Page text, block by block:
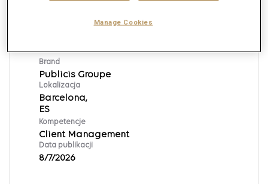
Account Manager
Brand
Publicis Groupe
Lokalizacja
Barcelona,
Kompetencje
Client Management
Data publikacji
8/7/2026
Manage Cookies